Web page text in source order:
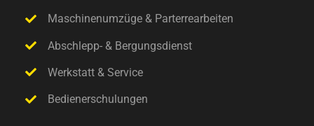
Maschinenumzüge & Parterrearbeiten
Abschlepp- & Bergungsdienst
Werkstatt & Service
Bedienerschulungen